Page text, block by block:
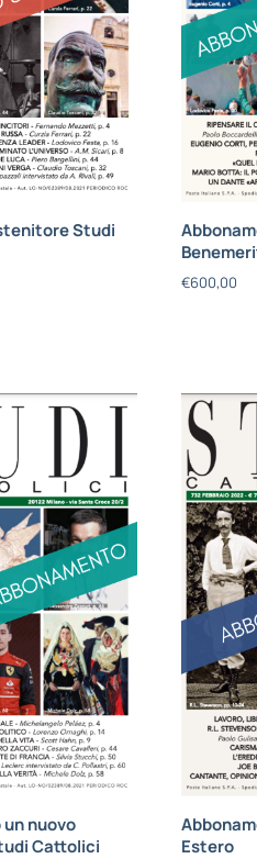
Studi
€600,00
un nuovo
Cattolici
Estero